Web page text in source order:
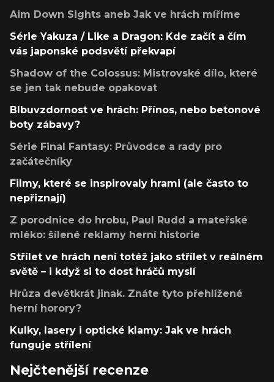
Aim Down Sights aneb Jak ve hrách míříme
Série Yakuza / Like a Dragon: Kde začít a čím
vás japonské podsvětí překvapí
Shadow of the Colossus: Mistrovské dílo, které
se jen tak nebude opakovat
Blbuvzdornost ve hrách: Přínos, nebo betonové
boty zábavy?
Série Final Fantasy: Průvodce a rady pro
začátečníky
Filmy, které se inspirovaly hrami (ale často to
nepřiznají)
Z porodnice do hrobu, Paul Rudd a mateřské
mléko: šílené reklamy herní historie
Střílet ve hrách není totéž jako střílet v reálném
světě – i když si to dost hráčů myslí
Hrůza devětkrát jinak. Znáte tyto přehlížené
herní horory?
Kulky, lasery i optické klamy: Jak ve hrách
funguje střílení
Nejčtenější recenze